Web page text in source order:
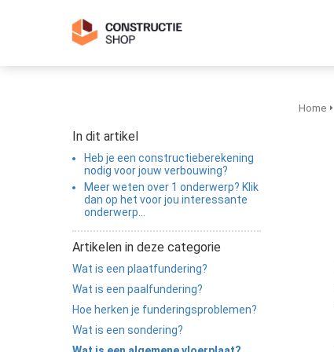
In dit artikel
Heb je een constructieberekening
nodig voor jouw verbouwing?
Meer weten over 1 onderwerp? Klik
dan op het voor jou interessante
onderwerp...
Artikelen in deze categorie
Wat is een plaatfundering?
Wat is een paalfundering?
Hoe herken je funderingsproblemen?
Wat is een sondering?
Home